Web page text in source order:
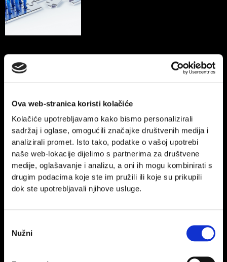
Ova web-stranica koristi kolačiće
Kolačiće upotrebljavamo kako bismo personalizirali
sadržaj i oglase, omogućili značajke društvenih medija i
analizirali promet. Isto tako, podatke o vašoj upotrebi
naše web-lokacije dijelimo s partnerima za društvene
medije, oglašavanje i analizu, a oni ih mogu kombinirati s
drugim podacima koje ste im pružili ili koje su prikupili
dok ste upotrebljavali njihove usluge.
pristanka
Nužni
Njegovo veličanstvo – organski doseg
Redovito objavljujete na društvenim mrežama, a klikova i
PROČITAJ VIŠE